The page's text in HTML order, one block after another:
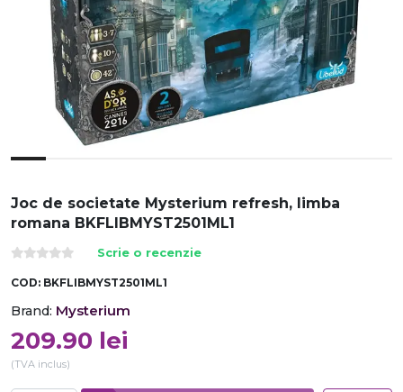
Joc de societate Mysterium refresh, limba
romana BKFLIBMYST2501ML1
Scrie o recenzie
COD: BKFLIBMYST2501ML1
Brand: Mysterium
209.90 lei
(TVA inclus)